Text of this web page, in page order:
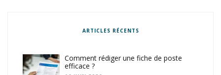
ARTICLES RÉCENTS
Comment rédiger une fiche de poste
efficace ?